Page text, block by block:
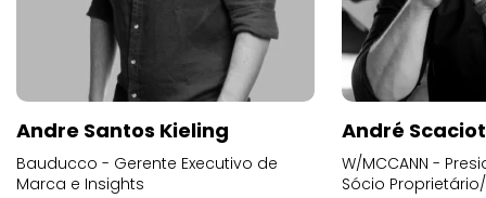
Andre Santos Kieling
Bauducco - Gerente Executivo de
Marca e Insights
André
W/MCCANN -
Sócio